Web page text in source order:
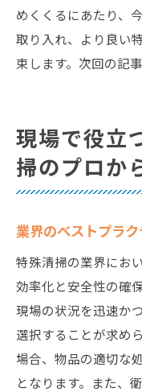
めくくるにあたり、
取り入れ、より良い
束します。次回の記
現場で役立
掃のプロか
業界のベストプラ
特殊清掃の業界にお
効率化と安全性の確
現場の状況を迅速か
選択することが求め
場合、物品の適切な
となります。また、